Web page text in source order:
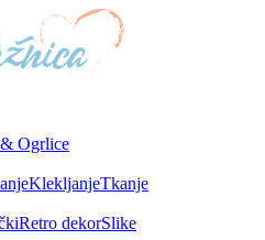
Ogrlice
KlekljanjeTkanje
Retro dekorSlike